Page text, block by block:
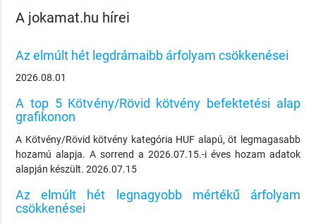
A jokamat.hu hírei
Az elmúlt hét legdrámaibb árfolyam csökkenései
2026.08.01
A top 5 Kötvény/Rövid kötvény befektetési alap
grafikonon
A Kötvény/Rövid kötvény kategória HUF alapú, öt legmagasabb
hozamú alapja. A sorrend a 2026.07.15.-i éves hozam adatok
alapján készült. 2026.07.15
Az elmúlt hét legnagyobb mértékű árfolyam
csökkenései